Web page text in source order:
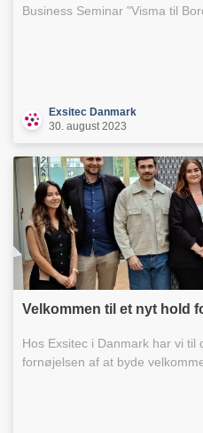
Business Seminar "Visma til
Exsitec Danmark
30. august 2023
Velkommen til et nyt hold
Hos Exsitec i Danmark har vi til
fornøjelsen af at byde